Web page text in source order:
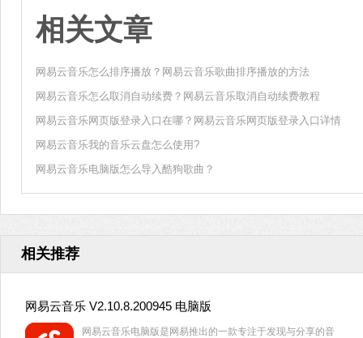
相关文章
网易云音乐怎么排序播放？网易云音乐歌曲排序播放的方法
网易云音乐怎么取消自动续费？网易云音乐取消自动续费教程
网易云音乐网页版登录入口在哪？网易云音乐网页版登录入口详情
网易云音乐我的音乐云盘怎么使用?
网易云音乐电脑版怎么导入酷狗歌曲？
相关推荐
网易云音乐 V2.10.8.200945 电脑版
网易云音乐电脑版是网易推出的一款专注于发现与分享的音